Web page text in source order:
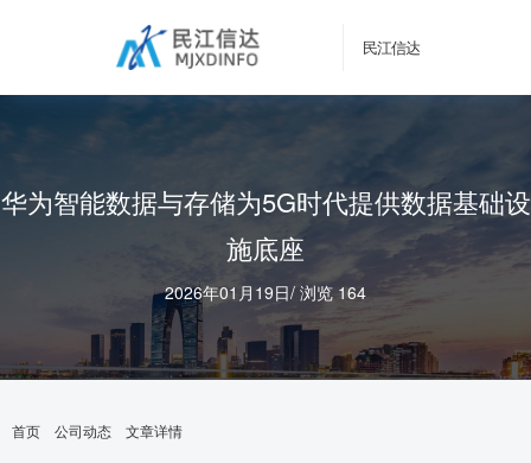
民江信达
华为智能数据与存储为5G时代提供数据基础设
施底座
2026年01月19日/ 浏览 164
首页 公司动态 文章详情